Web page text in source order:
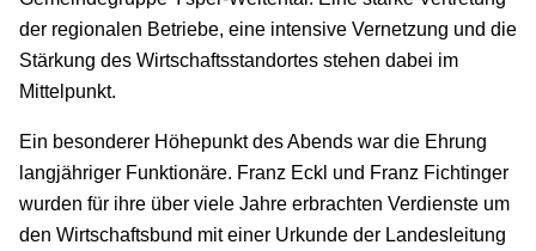
der regionalen Betriebe, eine intensive Vernetzung und die
Stärkung des Wirtschaftsstandortes stehen dabei im
Mittelpunkt.
Ein besonderer Höhepunkt des Abends war die Ehrung
langjähriger Funktionäre. Franz Eckl und Franz Fichtinger
wurden für ihre über viele Jahre erbrachten Verdienste um
den Wirtschaftsbund mit einer Urkunde der Landesleitung